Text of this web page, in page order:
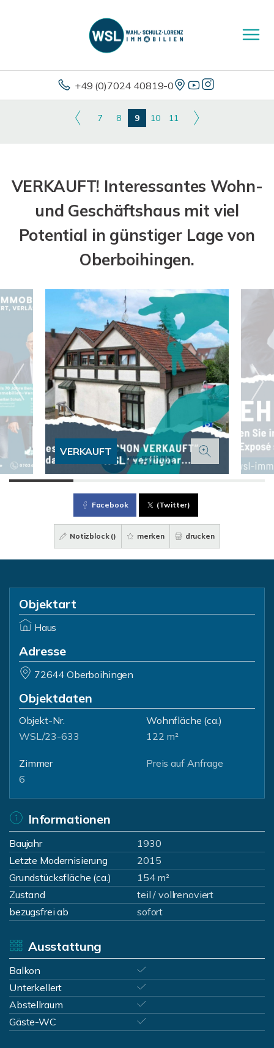
+49 (0)7024 40819-0
7 8 9 10 11
VERKAUFT! Interessantes Wohn-
und Geschäftshaus mit viel
Potential in günstiger Lage von
Oberboihingen.
VERKAUFT
Facebook (Twitter)
Notizblock () merken drucken
Objektart
Haus
Adresse
72644 Oberboihingen
Objektdaten
Objekt-Nr.
WSL/23-633
Wohnfläche (ca.)
122 m²
Zimmer
6
Preis auf Anfrage
Informationen
Baujahr
1930
Letzte Modernisierung
2015
Grundstücksfläche (ca.)
154 m²
Zustand
teil / vollrenoviert
bezugsfrei ab
sofort
Ausstattung
Balkon
Unterkellert
Abstellraum
Gäste-WC